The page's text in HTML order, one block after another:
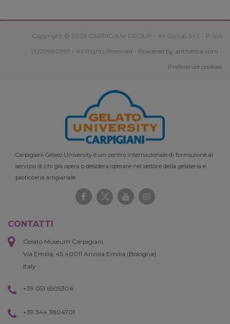
Copyright © 2026 CARPIGIANI GROUP - Ali Group S.r.l. - P.IVA
13239980967 - All Rights Reserved - Powered by antherica.com -
Preferenze cookies
Carpigiani Gelato University è un centro internazionale di formazione al
servizio di chi già opera o desidera operare nel settore della gelateria e
pasticceria artigianale.
CONTATTI
Gelato Museum Carpigiani
Via Emilia, 45 40011 Anzola Emilia (Bologna)
Italy
+39 051 6505306
+39 344 3804701